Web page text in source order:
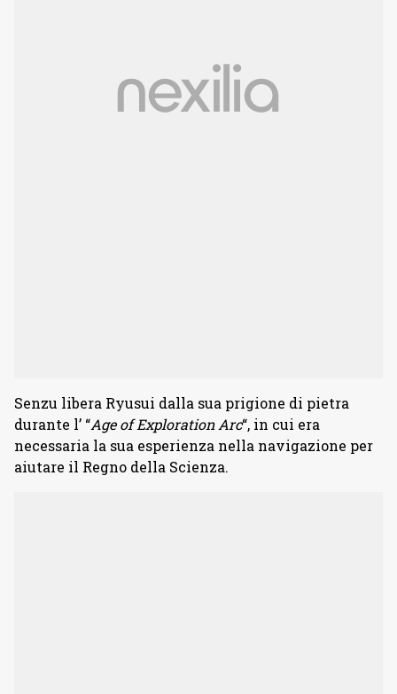
Senzu libera Ryusui dalla sua prigione di pietra
durante l’ “Age of Exploration Arc“, in cui era
necessaria la sua esperienza nella navigazione per
aiutare il Regno della Scienza.